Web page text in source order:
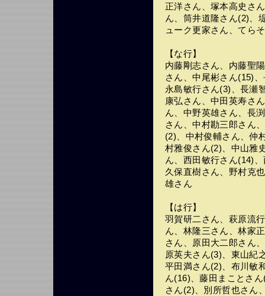
正洋さん、塚本高史さ
ん、筒井道隆さん(2)、
ューク更家さん、てら
【な行】
内藤剛志さん、内藤聖
さん、中尾彬さん(15)
永島敏行さん(3)、長瀬
康弘さん、中田英寿さ
ん、中野英雄さん、長
さん、中村勘三郎さん
(2)、中村俊輔さん、仲
村雅俊さん(2)、中山雅
ん、西田敏行さん(14)
久保直樹さん、野村克
雄さん
【は行】
羽賀研二さん、萩原流
ん、林隆三さん、林家
さん、原田大二郎さん
原英夫さん(3)、東山紀
平田満さん(2)、布川敏
ん(16)、藤田まことさ
さん(2)、別所哲也さん